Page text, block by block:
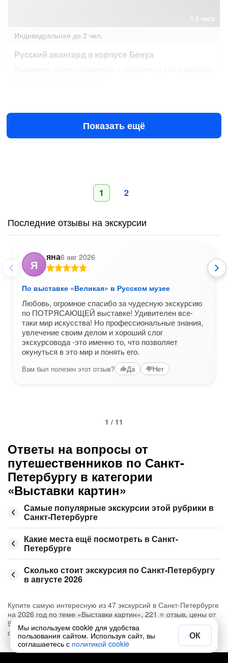
1.5 часа
Индивидуальная до 2 чел.
Русский авангард в корпусе Бенуа
8200 ₽за всё до 2 чел.
Показать ещё
1 2
Последние отзывы на экскурсии
Я
яна6 авг 2026
По выставке «Великая» в Русском музее
Любовь, огромное спасибо за чудесную экскурсию
по ПОТРЯСАЮЩЕЙ выставке! Удивителен все-
таки мир искусства! Но профессиональные знания,
увлечение своим делом и хороший слог
экскурсовода -это именно то, что позволяет
окунуться в это мир и понять его.
Вам был полезен этот отзыв? Да Нет
1 / 11
Ответы на вопросы от
путешественников по Санкт-
Петербургу в категории
«Выставки картин»
Самые популярные экскурсии этой рубрики в
Санкт-Петербурге
Какие места ещё посмотреть в Санкт-
Петербурге
Сколько стоит экскурсия по Санкт-Петербургу
в августе 2026
Купите самую интересную из 47 экскурсий в Санкт-Петербурге
на 2026 год по теме «Выставки картин», 221 ⭐ отзыв, цены от
900₽. Сегодня можно забронировать на 📅 август, сентябрь и
октябрь
Мы используем cookie для удобства
пользования сайтом. Используя сайт, вы
соглашаетесь с политикой cookie
ОК